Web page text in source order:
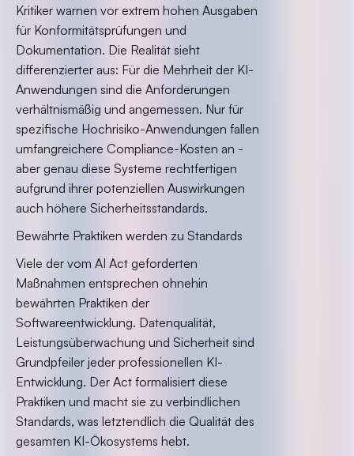
Kritiker warnen vor extrem hohen Ausgaben
für Konformitätsprüfungen und
Dokumentation. Die Realität sieht
differenzierter aus: Für die Mehrheit der KI-
Anwendungen sind die Anforderungen
verhältnismäßig und angemessen. Nur für
spezifische Hochrisiko-Anwendungen fallen
umfangreichere Compliance-Kosten an -
aber genau diese Systeme rechtfertigen
aufgrund ihrer potenziellen Auswirkungen
auch höhere Sicherheitsstandards.
Bewährte Praktiken werden zu Standards
Viele der vom AI Act geforderten
Maßnahmen entsprechen ohnehin
bewährten Praktiken der
Softwareentwicklung. Datenqualität,
Leistungsüberwachung und Sicherheit sind
Grundpfeiler jeder professionellen KI-
Entwicklung. Der Act formalisiert diese
Praktiken und macht sie zu verbindlichen
Standards, was letztendlich die Qualität des
gesamten KI-Ökosystems hebt.